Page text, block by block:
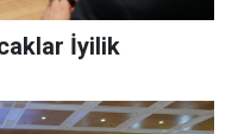
İyilik